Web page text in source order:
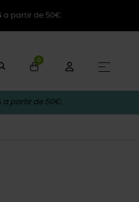
a partir de 50€
0
☰
a partir de 50€.